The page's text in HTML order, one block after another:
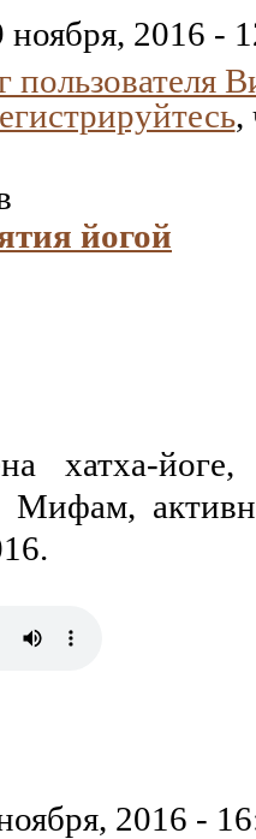
ноября, 2016 -
пользователя
,
йогой
хатха-
Мифам,
2016 -